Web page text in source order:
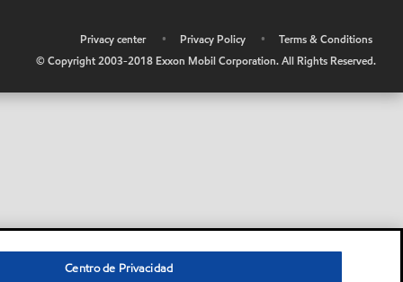
Privacy center • Privacy Policy •
Terms & Conditions
© Copyright 2003-2018 Exxon Mobil Corporation. All Rights Reserved.
Centro de Privacidad